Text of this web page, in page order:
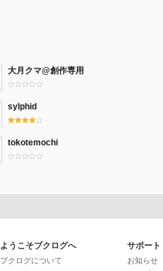
大月クマ@創作専用
sylphid
tokotemochi
ようこそブクログへ
ブクログについて
サポート
お知らせ